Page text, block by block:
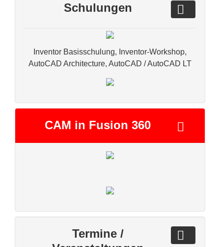
Schulungen
Inventor Basisschulung, Inventor-Workshop,
AutoCAD Architecture, AutoCAD / AutoCAD LT
CAM in Fusion 360
Termine /